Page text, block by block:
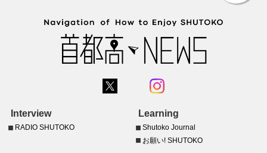
Interview
RADIO SHUTOKO
Learning
Shutoko Journal
お願い! SHUTOKO